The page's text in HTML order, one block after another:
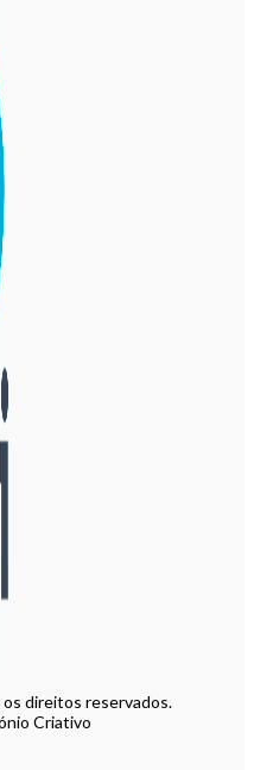
direitos reservados.
Criativo